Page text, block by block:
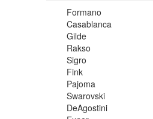
Formano
Casablanca
Gilde
Rakso
Sigro
Fink
Pajoma
Swarovski
DeAgostini